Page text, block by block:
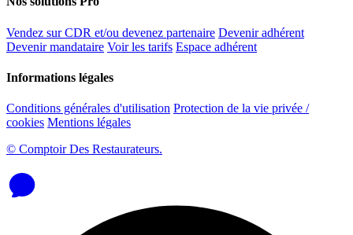
Vendez sur CDR et/ou devenez partenaire Devenir adhérent
Devenir mandataire Voir les tarifs Espace adhérent
Informations légales
Conditions générales d'utilisation Protection de la vie privée /
cookies Mentions légales
© Comptoir Des Restaurateurs.